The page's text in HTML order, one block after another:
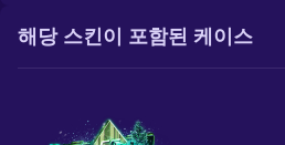
해당 스킨이 포함된 케이스